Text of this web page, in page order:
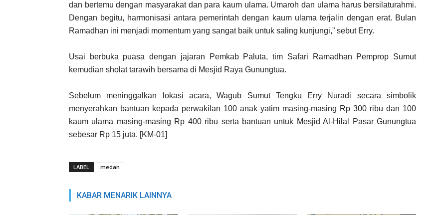
dan bertemu dengan masyarakat dan para kaum ulama. Umaroh dan ulama harus bersilaturahmi.
Dengan begitu, harmonisasi antara pemerintah dengan kaum ulama terjalin dengan erat. Bulan
Ramadhan ini menjadi momentum yang sangat baik untuk saling kunjungi,” sebut Erry.
Usai berbuka puasa dengan jajaran Pemkab Paluta, tim Safari Ramadhan Pemprop Sumut
kemudian sholat tarawih bersama di Mesjid Raya Gunungtua.
Sebelum meninggalkan lokasi acara, Wagub Sumut Tengku Erry Nuradi secara simbolik
menyerahkan bantuan kepada perwakilan 100 anak yatim masing-masing Rp 300 ribu dan 100
kaum ulama masing-masing Rp 400 ribu serta bantuan untuk Mesjid Al-Hilal Pasar Gunungtua
sebesar Rp 15 juta. [KM-01]
LABEL medan
KABAR MENARIK LAINNYA